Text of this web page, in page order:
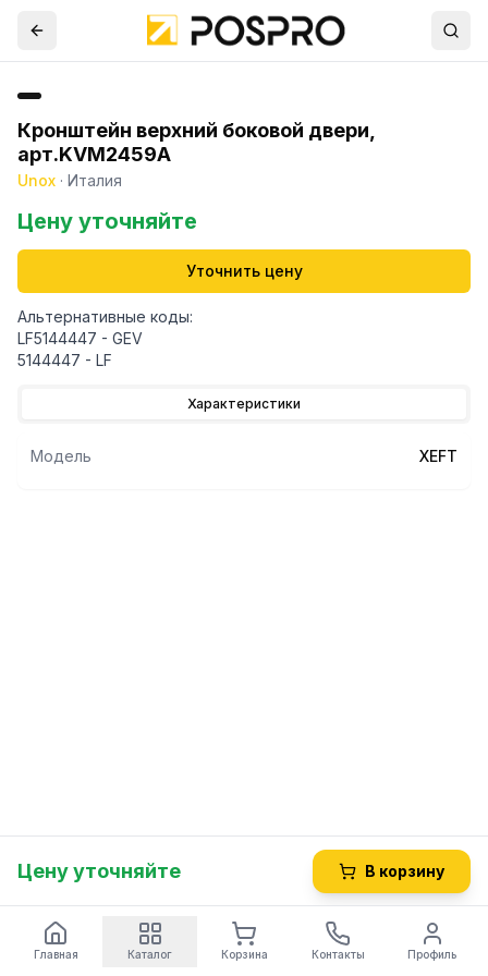
Кронштейн верхний боковой двери,
арт.KVM2459A
Unox · Италия
Цену уточняйте
Уточнить цену
Альтернативные коды:
LF5144447 - GEV
5144447 - LF
Характеристики
Модель XEFT
Цену уточняйте В корзину
Главная Каталог Корзина Контакты Профиль